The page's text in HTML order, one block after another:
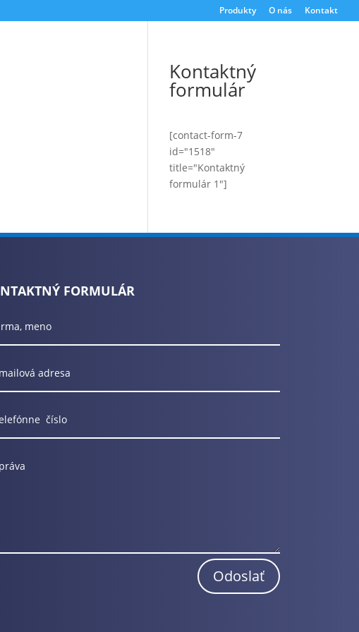
Produkty O nás Kontakt
Kontaktný
formulár
[contact-form-7
id="1518"
title="Kontaktný
formulár 1"]
FORMULÁR
Odoslať